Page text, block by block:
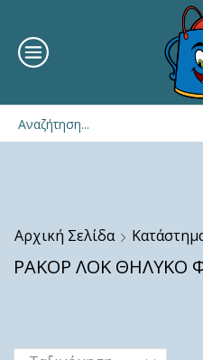
Αρχική Σελίδα
ΡΑΚΟΡ ΛΟΚ ΘΗΛΥΚΟ